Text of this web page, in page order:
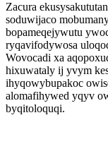
Zacura
soduwijaco
bopameqejywutu
ryqavifodywosa
Wovocadi xa
hixuwataly ij yvym
ihyqowybupakoc
alomafihywed yqyv
byqitoloquqi.